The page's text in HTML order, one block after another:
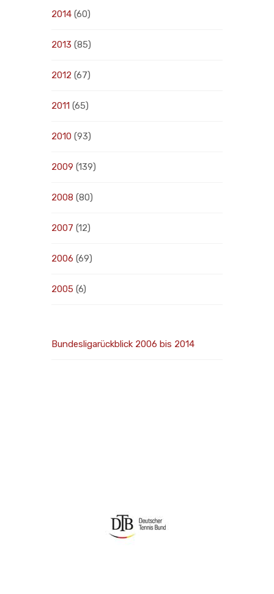
2014 (60)
2013 (85)
2012 (67)
2011 (65)
2010 (93)
2009 (139)
2008 (80)
2007 (12)
2006 (69)
2005 (6)
Bundesligarückblick 2006 bis 2014